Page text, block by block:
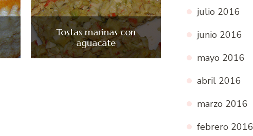
Tostas marinas con
aguacate
julio 2016
junio 2016
mayo 2016
abril 2016
marzo 2016
febrero 2016